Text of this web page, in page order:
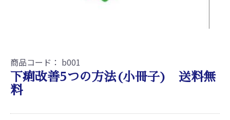
商品コード： b001
下痢改善5つの方法(小冊子) 送料無
料